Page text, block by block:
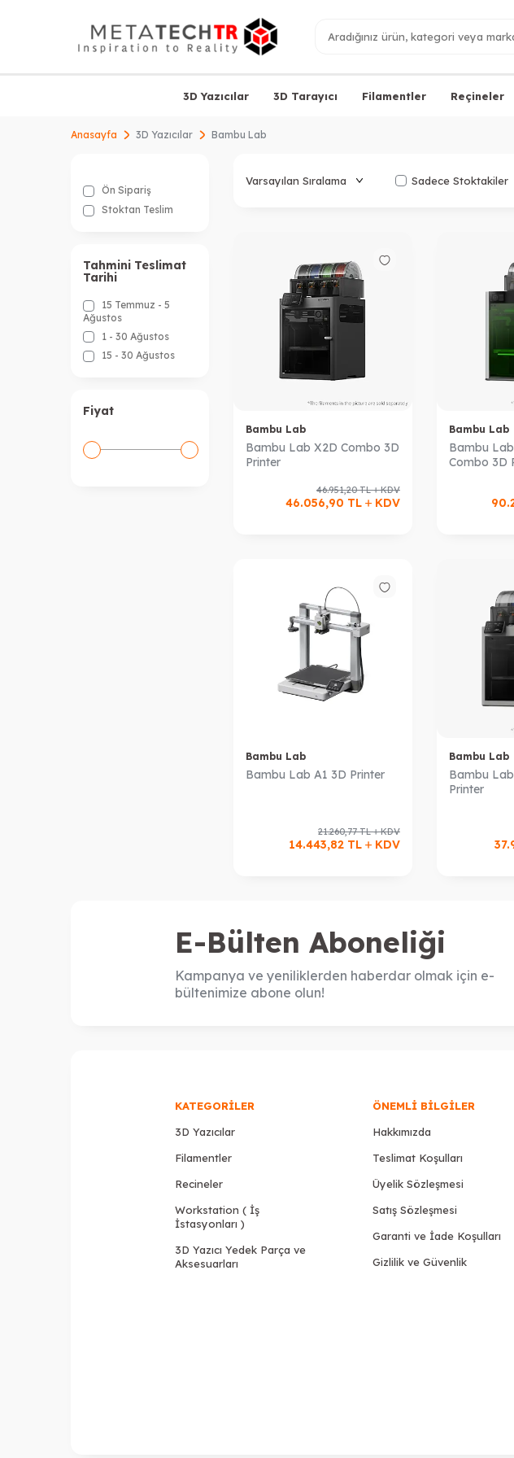
3D Yazıcılar 3D Tarayıcı Filamentler Reçineler
Anasayfa 3D Yazıcılar Bambu Lab
Ön Sipariş
Stoktan Teslim
Tahmini Teslimat
Tarihi
15 Temmuz - 5
Ağustos
1 - 30 Ağustos
15 - 30 Ağustos
Fiyat
Sadece Stoktakiler
Bambu Lab
Bambu Lab X2D Combo 3D
Printer
46.951,20TL KDV
46.056,90 TL KDV
Bambu Lab
Bambu
Combo 3D
Bambu Lab
Bambu Lab A1 3D Printer
21.260,77TL KDV
14.443,82 TL KDV
Bambu Lab
Bambu
Printer
E-Bülten Aboneliği
Kampanya ve yeniliklerden haberdar olmak için e-
bültenimize abone olun!
KATEGORILER
3D Yazıcılar
Filamentler
Recineler
Workstation ( İş
İstasyonları )
3D Yazıcı Yedek Parça ve
Aksesuarları
ÖNEMLI BILGILER
Hakkımızda
Teslimat Koşulları
Üyelik Sözleşmesi
Satış Sözleşmesi
Garanti ve İade Koşulları
Gizlilik ve Güvenlik